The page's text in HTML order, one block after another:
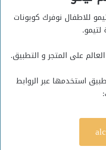
للاطفال نوفرك كوبونات
على المتجر و التطبيق.
استخدمها عبر الروابط